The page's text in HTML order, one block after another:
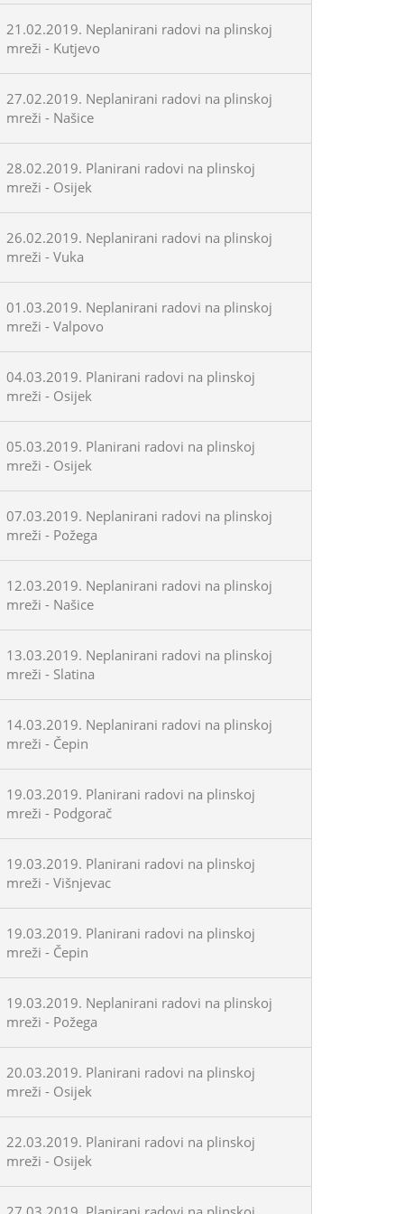
21.02.2019. Neplanirani radovi na plinskoj
mreži - Kutjevo
27.02.2019. Neplanirani radovi na plinskoj
mreži - Našice
28.02.2019. Planirani radovi na plinskoj
mreži - Osijek
26.02.2019. Neplanirani radovi na plinskoj
mreži - Vuka
01.03.2019. Neplanirani radovi na plinskoj
mreži - Valpovo
04.03.2019. Planirani radovi na plinskoj
mreži - Osijek
05.03.2019. Planirani radovi na plinskoj
mreži - Osijek
07.03.2019. Neplanirani radovi na plinskoj
mreži - Požega
12.03.2019. Neplanirani radovi na plinskoj
mreži - Našice
13.03.2019. Neplanirani radovi na plinskoj
mreži - Slatina
14.03.2019. Neplanirani radovi na plinskoj
mreži - Čepin
19.03.2019. Planirani radovi na plinskoj
mreži - Podgorač
19.03.2019. Planirani radovi na plinskoj
mreži - Višnjevac
19.03.2019. Planirani radovi na plinskoj
mreži - Čepin
19.03.2019. Neplanirani radovi na plinskoj
mreži - Požega
20.03.2019. Planirani radovi na plinskoj
mreži - Osijek
22.03.2019. Planirani radovi na plinskoj
mreži - Osijek